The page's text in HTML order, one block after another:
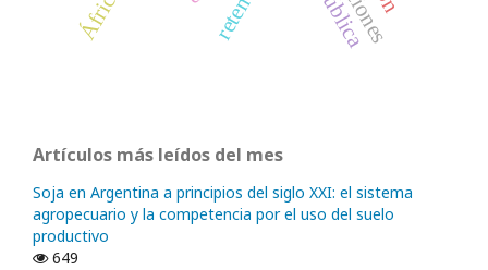
África
Artículos más leídos del mes
Soja en Argentina a principios del siglo XXI: el sistema
agropecuario y la competencia por el uso del suelo
productivo
649